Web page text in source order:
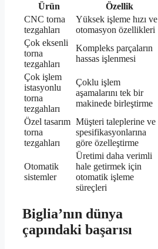
Ürün
Özellik
CNC torna
tezgahları
Yüksek işleme hızı ve
otomasyon özellikleri
Çok eksenli
torna
tezgahları
Kompleks parçaların
hassas işlenmesi
Çok işlem
istasyonlu
torna
tezgahları
Çoklu işlem
aşamalarını tek bir
makinede birleştirme
Özel tasarım
torna
tezgahları
Müşteri taleplerine ve
spesifikasyonlarına
göre özelleştirme
Otomatik
sistemler
Üretimi daha verimli
hale getirmek için
otomatik işleme
süreçleri
Biglia’nın dünya
çapındaki başarısı